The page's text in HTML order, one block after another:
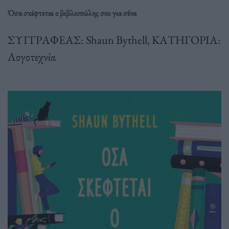
Όσα σκέφτεται ο βιβλιοπώλης σου για σένα
ΣΥΓΓΡΑΦΕΑΣ: Shaun Bythell, ΚΑΤΗΓΟΡΙΑ:
Λογοτεχνία